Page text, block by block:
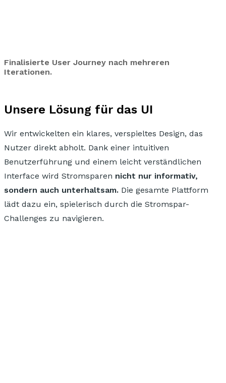
Finalisierte User Journey nach mehreren
Iterationen.
Unsere Lösung für das UI
Wir entwickelten ein klares, verspieltes Design, das
Nutzer direkt abholt. Dank einer intuitiven
Benutzerführung und einem leicht verständlichen
Interface wird Stromsparen nicht nur informativ,
sondern auch unterhaltsam. Die gesamte Plattform
lädt dazu ein, spielerisch durch die Stromspar-
Challenges zu navigieren.